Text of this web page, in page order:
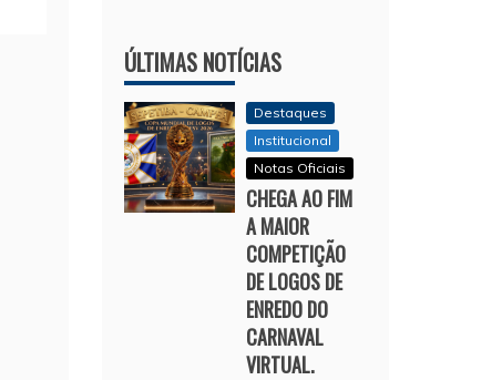
ÚLTIMAS NOTÍCIAS
Destaques
Institucional
Notas Oficiais
CHEGA AO FIM
A MAIOR
COMPETIÇÃO
DE LOGOS DE
ENREDO DO
CARNAVAL
VIRTUAL.